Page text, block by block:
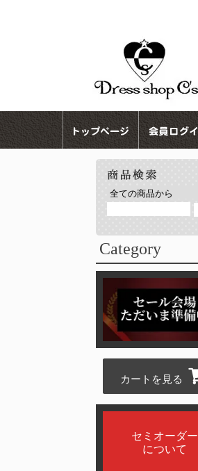
Category
カートを見る
セミオーダー
について